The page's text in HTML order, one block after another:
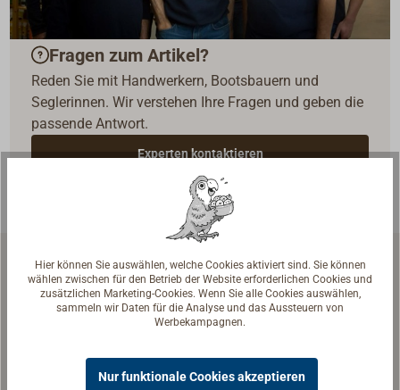
Fragen zum Artikel?
Reden Sie mit Handwerkern, Bootsbauern und
Seglerinnen. Wir verstehen Ihre Fragen und geben die
passende Antwort.
Experten kontaktieren
Ähnliche Artikel
Hier können Sie auswählen, welche Cookies aktiviert sind. Sie können
wählen zwischen für den Betrieb der Website erforderlichen Cookies und
zusätzlichen Marketing-Cookies. Wenn Sie alle Cookies auswählen,
sammeln wir Daten für die Analyse und das Aussteuern von
Werbekampagnen.
Nur funktionale Cookies akzeptieren